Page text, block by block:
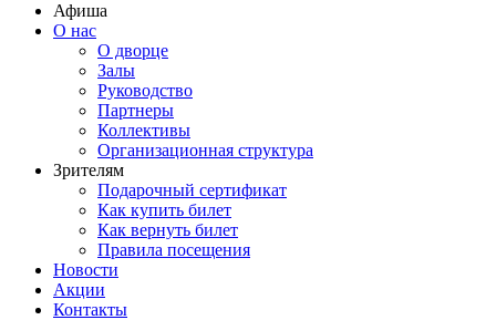
Афиша
О нас
О дворце
Залы
Руководство
Партнеры
Коллективы
Организационная структура
Зрителям
Подарочный сертификат
Как купить билет
Как вернуть билет
Правила посещения
Новости
Акции
Контакты